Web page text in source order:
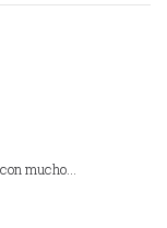
mucho…